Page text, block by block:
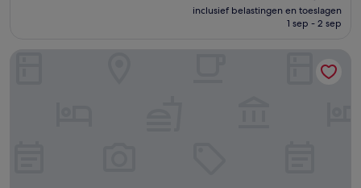
prijs
is
inclusief belastingen en toeslagen
1 sep - 2 sep
Pohon Purba Resort & Restaurant